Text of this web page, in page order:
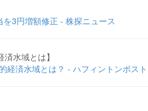
3円増額修正 - 株探ニュース
水域とは】
経済水域とは？ - ハフィントンポスト